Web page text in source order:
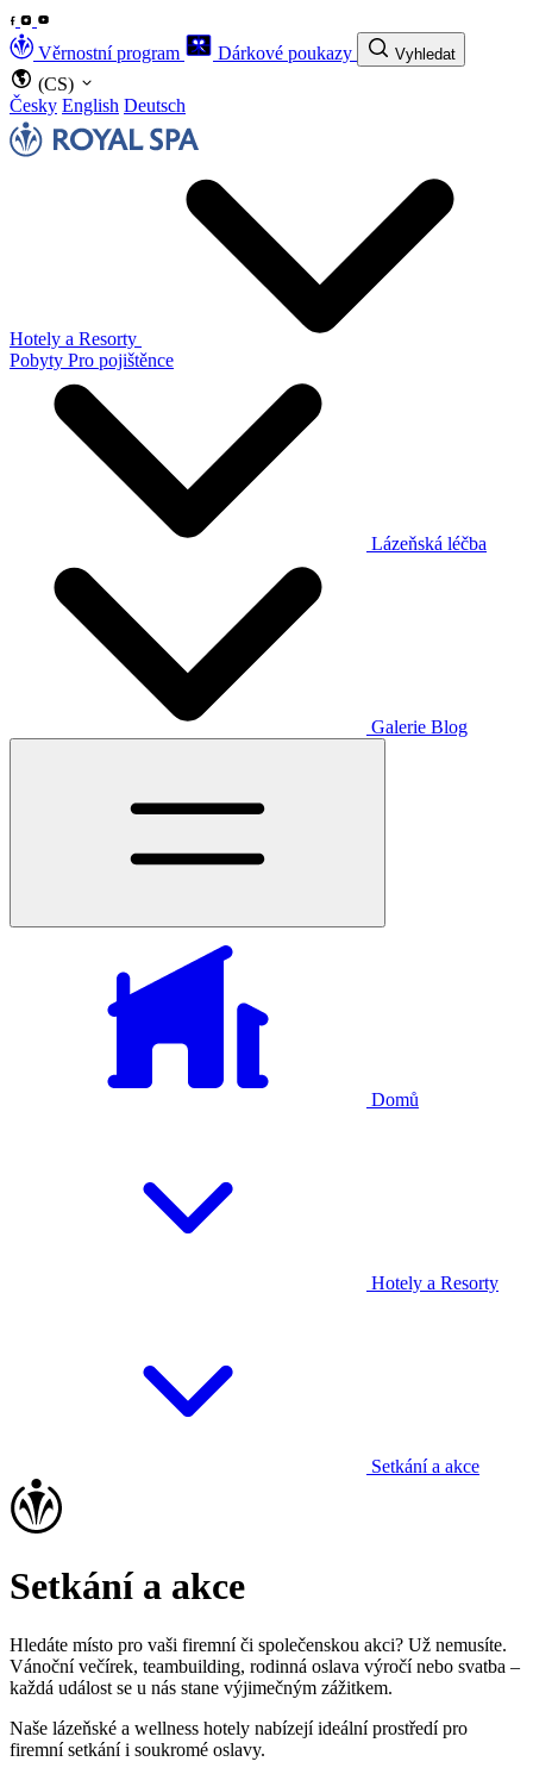
Věrnostní program Dárkové poukazy Vyhledat
(CS)
Česky English Deutsch
Hotely a Resorty
Pobyty Pro pojištěnce
Lázeňská léčba
Galerie Blog
Domů
Hotely a Resorty
Setkání a akce
Setkání a akce
Hledáte místo pro vaši firemní či společenskou akci? Už nemusíte.
Vánoční večírek, teambuilding, rodinná oslava výročí nebo svatba –
každá událost se u nás stane výjimečným zážitkem.
Naše lázeňské a wellness hotely nabízejí ideální prostředí pro
firemní setkání i soukromé oslavy.